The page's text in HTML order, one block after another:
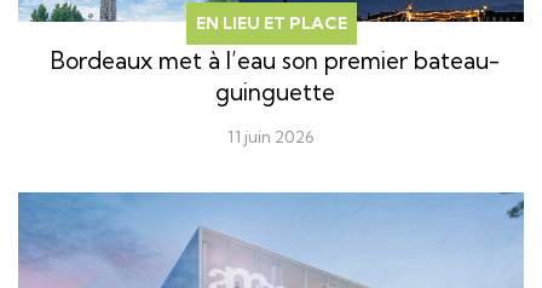
EN LIEU ET PLACE
Bordeaux met à l’eau son premier bateau-
guinguette
11 juin 2026